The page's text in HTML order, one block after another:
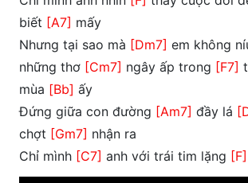
biết [A7] mấy
Nhưng tại sao mà [Dm7] em không
những thơ [Cm7] ngây ấp trong [F7]
mùa [Bb] ấy
Đứng giữa con đường [Am7] đầy lá
chợt [Gm7] nhận ra
Chỉ mình [C7] anh với trái tim lặng [F]